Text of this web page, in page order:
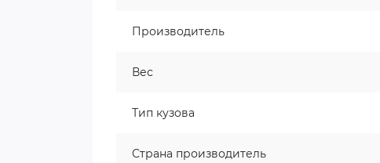
Производитель
Вес
Тип кузова
Страна производитель